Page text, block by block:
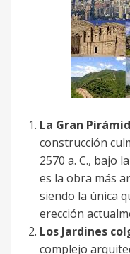
La Gran
construcción
2570 a. C., bajo
es la obra más
siendo la única
erección
Los Jardines
complejo